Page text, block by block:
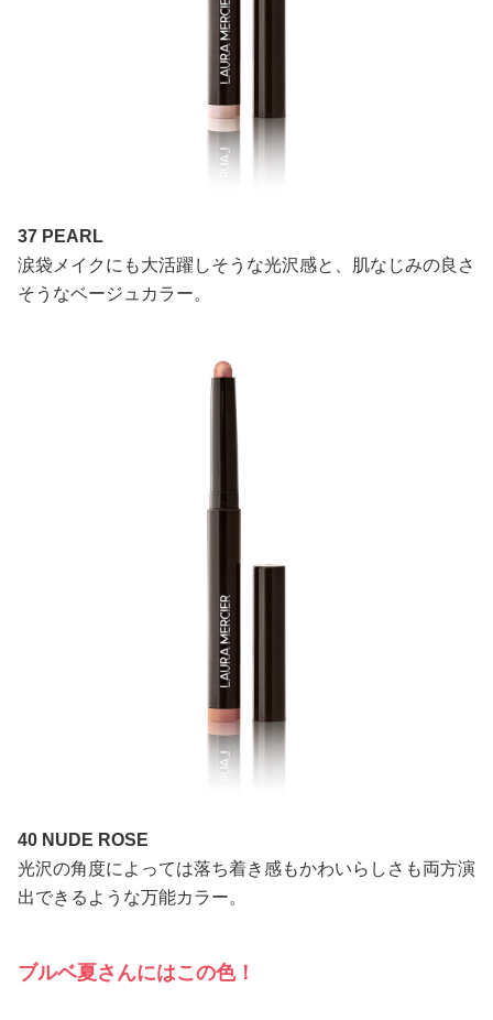
37 PEARL
涙袋メイクにも大活躍しそうな光沢感と、肌なじみの良さ
そうなベージュカラー。
40 NUDE ROSE
光沢の角度によっては落ち着き感もかわいらしさも両方演
出できるような万能カラー。
ブルベ夏さんにはこの色！